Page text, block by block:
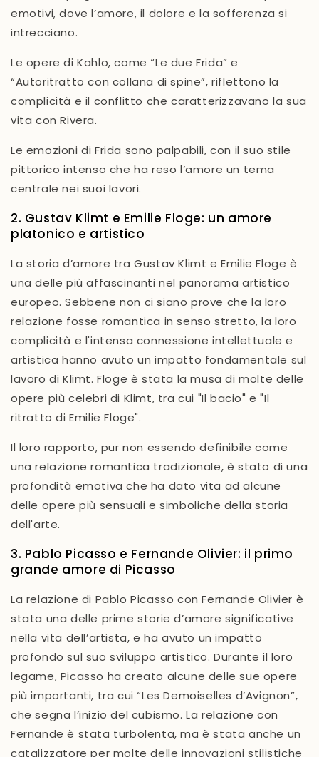
emotivi, dove l’amore, il dolore e la sofferenza si
intrecciano.
Le opere di Kahlo, come “Le due Frida” e
“Autoritratto con collana di spine”, riflettono la
complicità e il conflitto che caratterizzavano la sua
vita con Rivera.
Le emozioni di Frida sono palpabili, con il suo stile
pittorico intenso che ha reso l’amore un tema
centrale nei suoi lavori.
2. Gustav Klimt e Emilie Floge: un amore
platonico e artistico
La storia d’amore traGustav Klimt eEmilie Floge è
una delle piùaffascinanti nel panorama artistico
europeo. Sebbene non ci siano prove che la loro
relazione fosse romantica in senso stretto, la loro
complicità e l'intensa connessione intellettuale e
artistica hanno avuto un impatto fondamentale sul
lavoro di Klimt. Floge è stata la musa di molte delle
opere più celebri di Klimt, tra cui "Il bacio" e"Il
ritratto di Emilie Floge".
Il loro rapporto, pur non essendo definibile come
una relazione romantica tradizionale, è stato di una
profondità emotiva che ha dato vita ad alcune
delle opere più sensuali e simboliche della storia
dell'arte.
3. Pablo Picasso e Fernande Olivier: il primo
grande amore di Picasso
La relazione di Pablo Picasso conFernande Olivier è
stata una delle prime storie d’amore significative
nella vita dell’artista, e ha avuto un impatto
profondo sul suo sviluppo artistico. Durante il loro
legame, Picasso ha creato alcune delle sue opere
più importanti, tra cui“Les Demoiselles d’Avignon”,
che segna l’inizio del cubismo. La relazione con
Fernande è stata turbolenta, ma è stata anche un
catalizzatore per molte delleinnovazioni stilistiche